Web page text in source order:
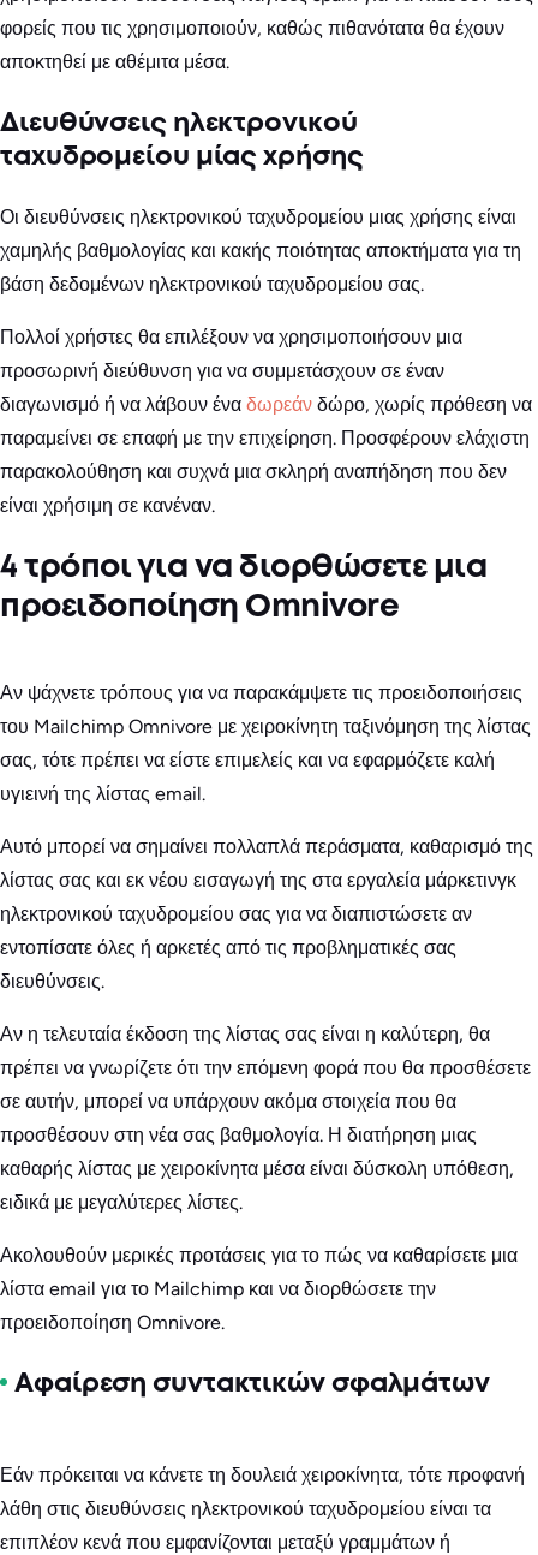
φορείς που τις χρησιμοποιούν, καθώς πιθανότατα θα έχουν
αποκτηθεί με αθέμιτα μέσα.
Διευθύνσεις ηλεκτρονικού
ταχυδρομείου μίας χρήσης
Οι διευθύνσεις ηλεκτρονικού ταχυδρομείου μιας χρήσης είναι
χαμηλής βαθμολογίας και κακής ποιότητας αποκτήματα για τη
βάση δεδομένων ηλεκτρονικού ταχυδρομείου σας.
Πολλοί χρήστες θα επιλέξουν να χρησιμοποιήσουν μια
προσωρινή διεύθυνση για να συμμετάσχουν σε έναν
διαγωνισμό ή να λάβουν ένα δωρεάν δώρο, χωρίς πρόθεση να
παραμείνει σε επαφή με την επιχείρηση. Προσφέρουν ελάχιστη
παρακολούθηση και συχνά μια σκληρή αναπήδηση που δεν
είναι χρήσιμη σε κανέναν.
4 τρόποι για να διορθώσετε μια
προειδοποίηση Omnivore
Αν ψάχνετε τρόπους για να παρακάμψετε τις προειδοποιήσεις
του Mailchimp Omnivore με χειροκίνητη ταξινόμηση της λίστας
σας, τότε πρέπει να είστε επιμελείς και να εφαρμόζετε καλή
υγιεινή της λίστας email.
Αυτό μπορεί να σημαίνει πολλαπλά περάσματα, καθαρισμό της
λίστας σας και εκ νέου εισαγωγή της στα εργαλεία μάρκετινγκ
ηλεκτρονικού ταχυδρομείου σας για να διαπιστώσετε αν
εντοπίσατε όλες ή αρκετές από τις προβληματικές σας
διευθύνσεις.
Αν η τελευταία έκδοση της λίστας σας είναι η καλύτερη, θα
πρέπει να γνωρίζετε ότι την επόμενη φορά που θα προσθέσετε
σε αυτήν, μπορεί να υπάρχουν ακόμα στοιχεία που θα
προσθέσουν στη νέα σας βαθμολογία. Η διατήρηση μιας
καθαρής λίστας με χειροκίνητα μέσα είναι δύσκολη υπόθεση,
ειδικά με μεγαλύτερες λίστες.
Ακολουθούν μερικές προτάσεις για το πώς να καθαρίσετε μια
λίστα email για το Mailchimp και να διορθώσετε την
προειδοποίηση Omnivore.
Αφαίρεση συντακτικών σφαλμάτων
Εάν πρόκειται να κάνετε τη δουλειά χειροκίνητα, τότε προφανή
λάθη στις διευθύνσεις ηλεκτρονικού ταχυδρομείου είναι τα
επιπλέον κενά που εμφανίζονται μεταξύ γραμμάτων ή